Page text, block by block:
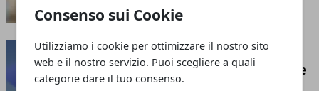
Consenso sui Cookie
Utilizziamo i cookie per ottimizzare il nostro sito
web e il nostro servizio. Puoi scegliere a quali
categorie dare il tuo consenso.
maggio 23, 2023
Il Social Media Marketing
nell'Era Digitale: Strategie e